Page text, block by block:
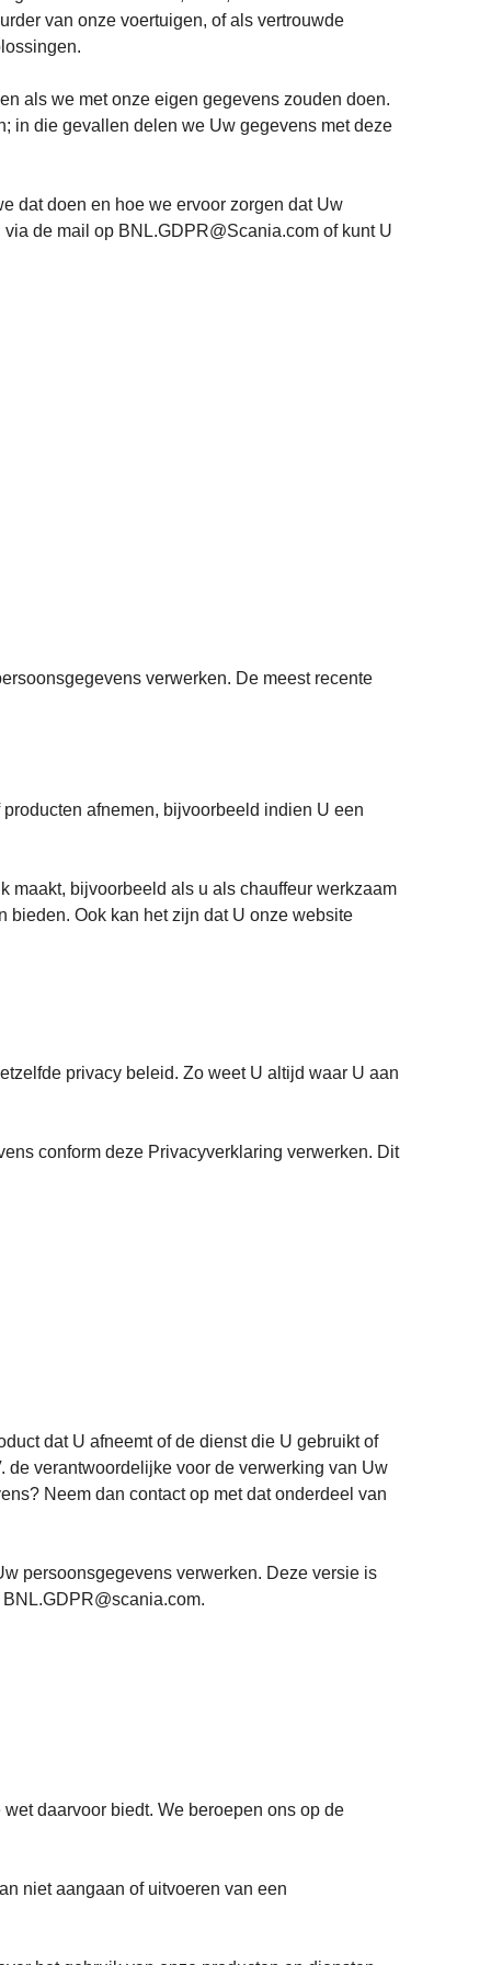
van onze voertuigen, of als vertrouwde
als we met onze eigen gegevens zouden doen.
in die gevallen delen we Uw gegevens met deze
dat doen en hoe we ervoor zorgen dat Uw
de mail op BNL.GDPR@Scania.com of kunt U
verwerken. De meest recente
afnemen, bijvoorbeeld indien U een
maakt, bijvoorbeeld als u als chauffeur werkzaam
bieden. Ook kan het zijn dat U onze website
privacy beleid. Zo weet U altijd waar U aan
conform deze Privacyverklaring verwerken. Dit
dat U afneemt of de dienst die U gebruikt of
verantwoordelijke voor de verwerking van Uw
Neem dan contact op met dat onderdeel van
persoonsgegevens verwerken. Deze versie is
daarvoor biedt. We beroepen ons op de
niet aangaan of uitvoeren van een